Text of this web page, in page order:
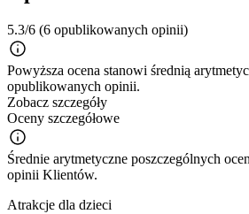
5.3/6 (6 opublikowanych opinii)
Powyższa ocena stanowi średnią
opublikowanych opinii.
Zobacz szczegóły
Oceny szczegółowe
Średnie arytmetyczne poszczególnych
opinii Klientów.
Atrakcje dla dzieci